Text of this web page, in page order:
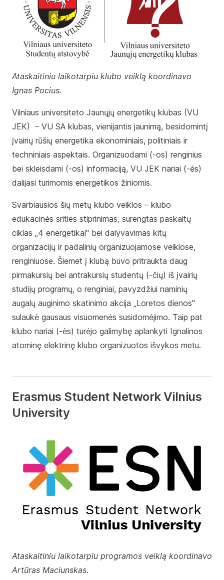
Ataskaitiniu laikotarpiu klubo veiklą koordinavo
Ignas Pocius.
Vilniaus universiteto Jaunųjų energetikų klubas (VU
JEK) – VU SA klubas, vienijantis jaunimą, besidomintį
įvairių rūšių energetika ekonominiais, politiniais ir
techniniais aspektais. Organizuodami (-os) renginius
bei skleisdami (-os) informaciją, VU JEK nariai (-ės)
dalijasi turimomis energetikos žiniomis.
Svarbiausios šių metų klubo veiklos – klubo
edukacinės srities stiprinimas, surengtas paskaitų
ciklas „4 energetikai" bei dalyvavimas kitų
organizacijų ir padalinių organizuojamose veiklose,
renginiuose. Šiemet į klubą buvo pritraukta daug
pirmakursių bei antrakursių studentų (-čių) iš įvairių
studijų programų, o renginiai, pavyzdžiui naminių
augalų auginimo skatinimo akcija „Loretos dienos"
sulaukė gausaus visuomenės susidomėjimo. Taip pat
klubo nariai (-ės) turėjo galimybę aplankyti Ignalinos
atominę elektrinę klubo organizuotos išvykos metu.
Erasmus Student Network Vilnius
University
Ataskaitiniu laikotarpiu programos veiklą koordinavo
Artūras Maciunskas.